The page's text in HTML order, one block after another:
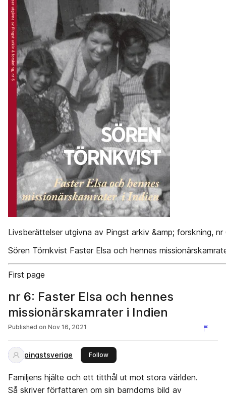
Livsberättelser utgivna av Pingst arkiv &amp; forskning, nr
Sören Törnkvist Faster Elsa och hennes
First page
nr 6: Faster Elsa och hennes
missionärskamrater i Indien
Published on Nov 16, 2021
pingstsverige Followthis publisher
Familjens hjälte och ett titthål ut mot stora världen.
Så skriver författaren om sin barndoms bild av